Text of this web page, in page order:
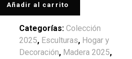
Añadir al carrito
Categorías: Colección
2025, Esculturas, Hogar y
Decoración, Madera 2025,